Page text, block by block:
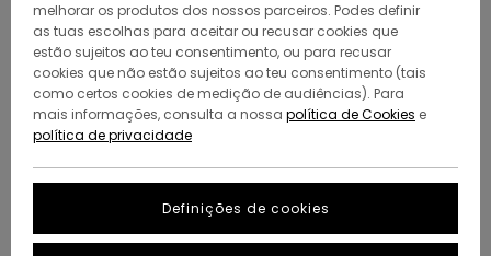
filtragem
4 RECYCLED 1 RECYCLED
melhorar os produtos dos nossos parceiros. Podes definir
as tuas escolhas para aceitar ou recusar cookies que
estão sujeitos ao teu consentimento, ou para recusar
cookies que não estão sujeitos ao teu consentimento (tais
como certos cookies de medição de audiências). Para
mais informações, consulta a nossa política de Cookies e
política de privacidade
Definições de cookies